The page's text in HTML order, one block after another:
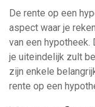
De rente op een
aspect waar je
van een hypotheek.
je uiteindelijk zult
zijn enkele
rente op een